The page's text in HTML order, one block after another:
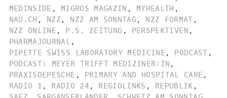
MEDINSIDE , MIGROS MAGAZIN , MYHEALTH ,
NAU.CH , NZZ , NZZ AM SONNTAG, NZZ FORMAT ,
NZZ ONLINE , P.S. ZEITUNG , PERSPEKTIVEN ,
PHARMAJOURNAL ,
PIPETTE SWISS LABORATORY MEDICINE , PODCAST ,
PODCAST: MEYER TRIFFT MEDIZINER:IN ,
PRAXISDEPESCHE , PRIMARY AND HOSPITAL CARE ,
RADIO 1 , RADIO 24, REGIOLINKS , REPUBLIK ,